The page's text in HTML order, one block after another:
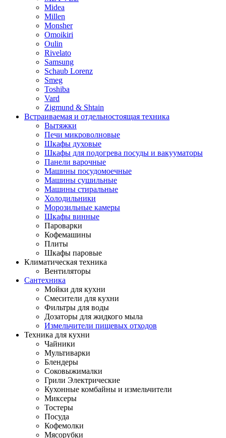
Midea
Millen
Monsher
Omoikiri
Oulin
Rivelato
Samsung
Schaub Lorenz
Smeg
Toshiba
Vard
Zigmund & Shtain
Встраиваемая и отдельностоящая техника
Вытяжки
Печи микроволновые
Шкафы духовые
Шкафы для подогрева посуды и вакууматоры
Панели варочные
Машины посудомоечные
Машины сушильные
Машины стиральные
Холодильники
Морозильные камеры
Шкафы винные
Пароварки
Кофемашины
Плиты
Шкафы паровые
Климатическая техника
Вентиляторы
Сантехника
Мойки для кухни
Смесители для кухни
Фильтры для воды
Дозаторы для жидкого мыла
Измельчители пищевых отходов
Техника для кухни
Чайники
Мультиварки
Блендеры
Соковыжималки
Грили Электрические
Кухонные комбайны и измельчители
Миксеры
Тостеры
Посуда
Кофемолки
Мясорубки